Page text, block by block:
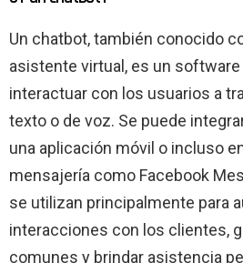
Un chatbot, también conocido
asistente virtual, es un
interactuar con los usuarios a
texto o de voz. Se puede
una aplicación móvil o incluso
mensajería como Facebook
se utilizan principalmente para
interacciones con los clientes,
comunes y brindar asistencia